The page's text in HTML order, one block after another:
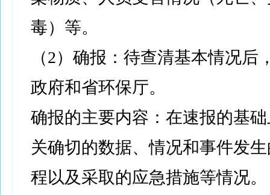
毒）等。
（2）确报：待查清基本情况后
政府和省环保厅。
确报的主要内容：在速报的基
关确切的数据、情况和事件发
程以及采取的应急措施等情况。